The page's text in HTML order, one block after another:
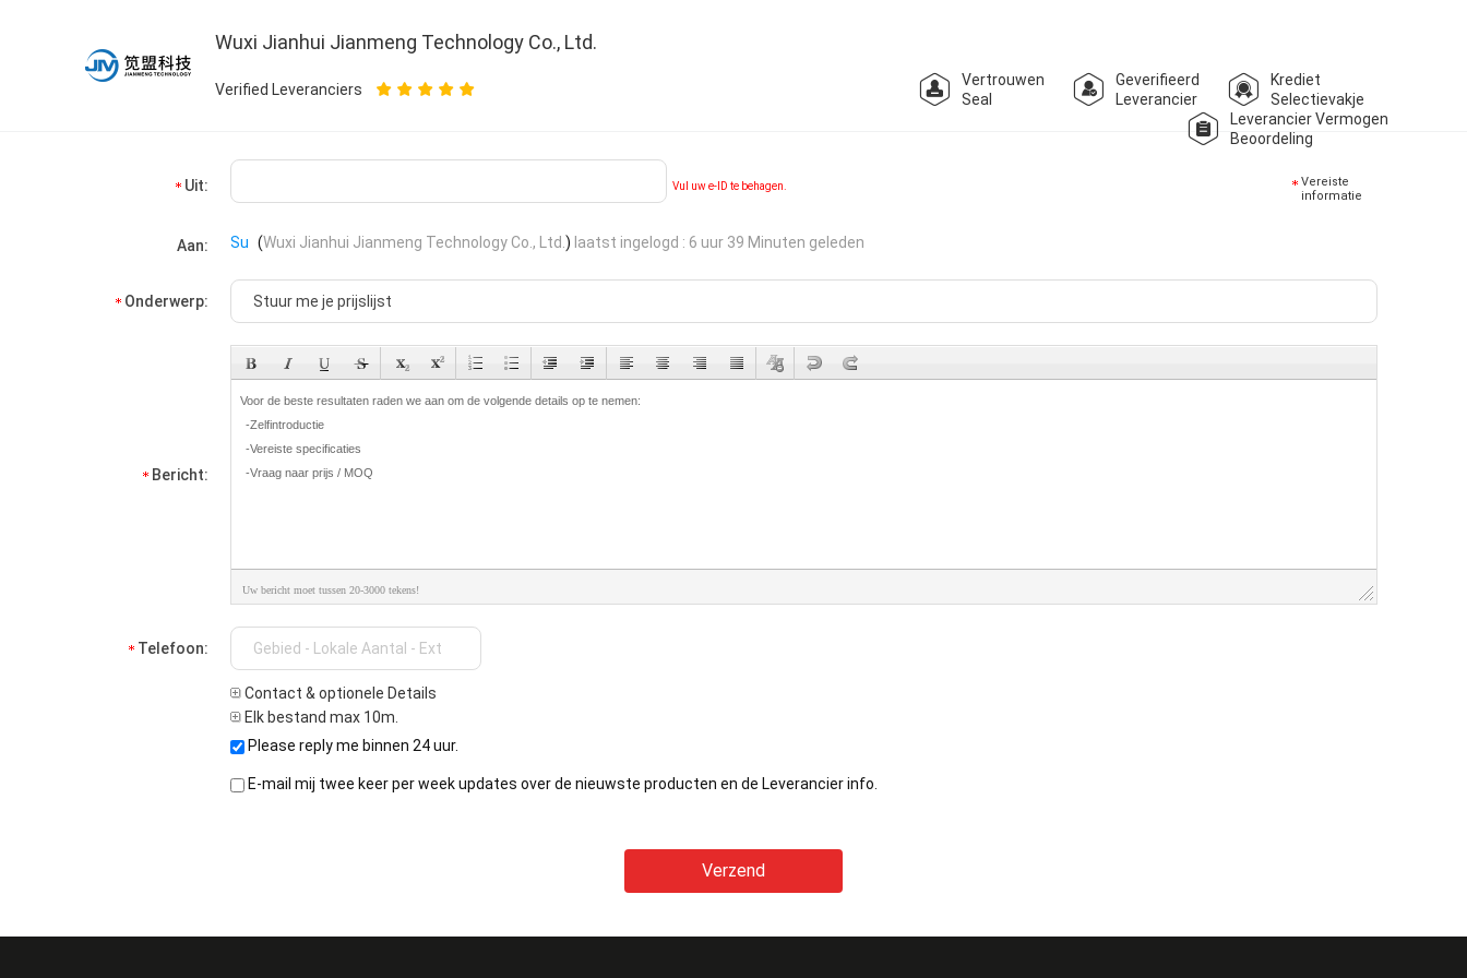
Wuxi Jianhui Jianmeng Technology Co., Ltd.
Verified Leveranciers
Vertrouwen
Seal
Geverifieerd
Leverancier
Krediet
Selectievakje
Leverancier Vermogen
Beoordeling
Uit: Vul uw e-ID te behagen.
Vereiste
informatie
Aan: Su (Wuxi Jianhui Jianmeng Technology Co., Ltd. ) laatst ingelogd : 6 uur 39 Minuten geleden
Onderwerp:
Bericht:
Uw bericht moet tussen 20-3000 tekens!
Telefoon:
Contact & optionele Details
Elk bestand max 10m.
Please reply me binnen 24 uur.
E-mail mij twee keer per week updates over de nieuwste producten en de Leverancier info.